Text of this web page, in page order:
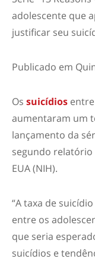
adolescente que
justificar seu
Publicado em
Os suicídios
aumentaram um
lançamento da
segundo relatório
EUA (NIH).
“A taxa de
entre os
que seria
suicídios e